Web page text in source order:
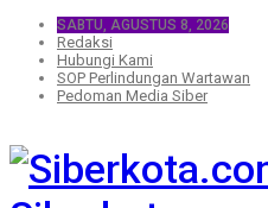
SABTU, AGUSTUS 8, 2026
Redaksi
Hubungi Kami
SOP Perlindungan Wartawan
Pedoman Media Siber